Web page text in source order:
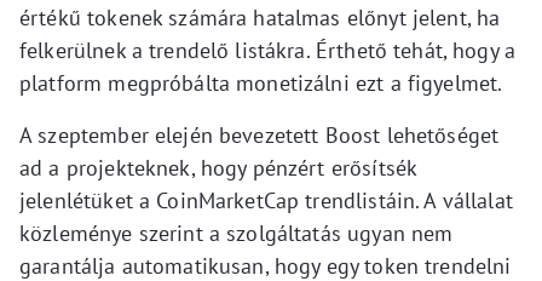
értékű tokenek számára hatalmas előnyt jelent, ha
felkerülnek a trendelő listákra. Érthető tehát, hogy a
platform megpróbálta monetizálni ezt a figyelmet.
A szeptember elején bevezetett Boost lehetőséget
ad a projekteknek, hogy pénzért erősítsék
jelenlétüket a CoinMarketCap trendlistáin. A vállalat
közleménye szerint a szolgáltatás ugyan nem
garantálja automatikusan, hogy egy token trendelni